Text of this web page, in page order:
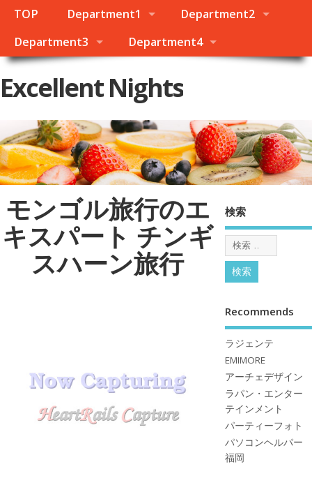
TOP Department1
Department2
Department3
Department4
Excellent Nights
モンゴル旅行のエ
キスパート チンギ
スハーン旅行
検索
Recommends
ラジェンテ
EMIMORE
アーチェデザイン
ラパン・エンター
テインメント
パーティーフォト
パソコンヘルパー
福岡